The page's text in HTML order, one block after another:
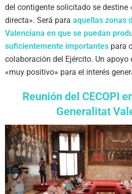
del contigente solicitado se destine
directa». Será para aquellas zonas
Valenciana en que se puedan
suficientemente importantes para
colaboración del Ejército. Un
«muy positivo» para el interés
Reunión del CECOPI
Generalitat